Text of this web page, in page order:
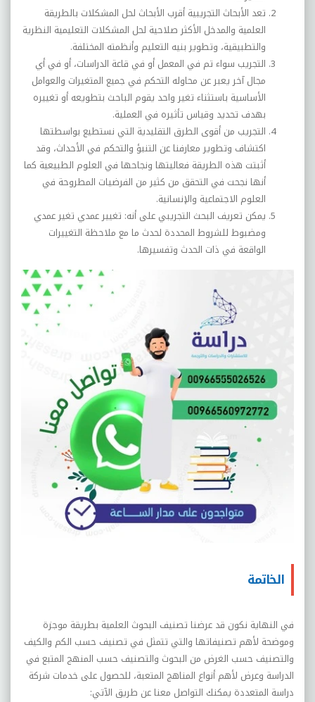
تعد الأبحاث التجريبية أقرب الأبحاث لحل المشكلات بالطريقة
العلمية والمدخل الأكثر صلاحية لحل المشكلات التعليمية النظرية
والتطبيقية، وتطوير بنيه التعليم وأنظمته المختلفة.
التجريب سواء تم في المعمل أو في قاعة الدراسات، أو في أي
مجال آخر يعبر عن محاوله التحكم في جميع المتغيرات والعوامل
الأساسية باستثناء تغير واحد يقوم الباحث بتطويعه أو تغييره
بهدف تحديد وقياس تأثيره في العملية.
التجريب من أقوى الطرق التقليدية التي نستطيع بواسطتها
اكتشاف وتطوير معارفنا عن التنبؤ والتحكم في الأحداث، وقد
أثبتت هذه الطريقة فعاليتها ونجاحها في العلوم الطبيعية كما
أنها نجحت في التحقق من كثير من الفرضيات المطروحة في
العلوم الاجتماعية والإنسانية.
يمكن تعريف البحث التجريبي على أنه: تغيير عمدي تغير عمدي
ومضبوط للشروط المحددة لحدث ما مع ملاحظة التغييرات
الواقعة في ذات الحدث وتفسيرها.
الخاتمة
في النهاية نكون قد عرضنا تصنيف البحوث العلمية بطريقة موجزة
وموضحة لأهم تصنيفاتها والتي تتمثل في تصنيف حسب الكم والكيف
والتصنيف حسب الغرض من البحوث والتصنيف حسب المنهج المتبع في
الدراسة وعرض لأهم أنواع المناهج المتعبة، للحصول على خدمات شركة
دراسة المتعددة يمكنك التواصل معنا عن طريق الآتي: